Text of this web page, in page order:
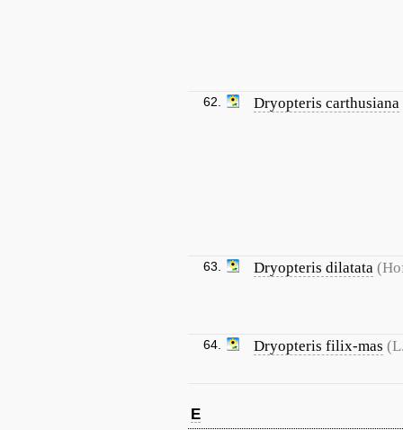
62. Dryopteris carthusiana
63. Dryopteris dilatata
64. Dryopteris filix-mas
E